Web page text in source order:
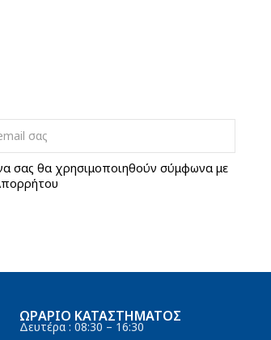
σας θα χρησιμοποιηθούν σύμφωνα με
ΩΡΆΡΙΟ ΚΑΤΑΣΤΉΜΑΤΟΣ
Δευτέρα : 08:30 – 16:30